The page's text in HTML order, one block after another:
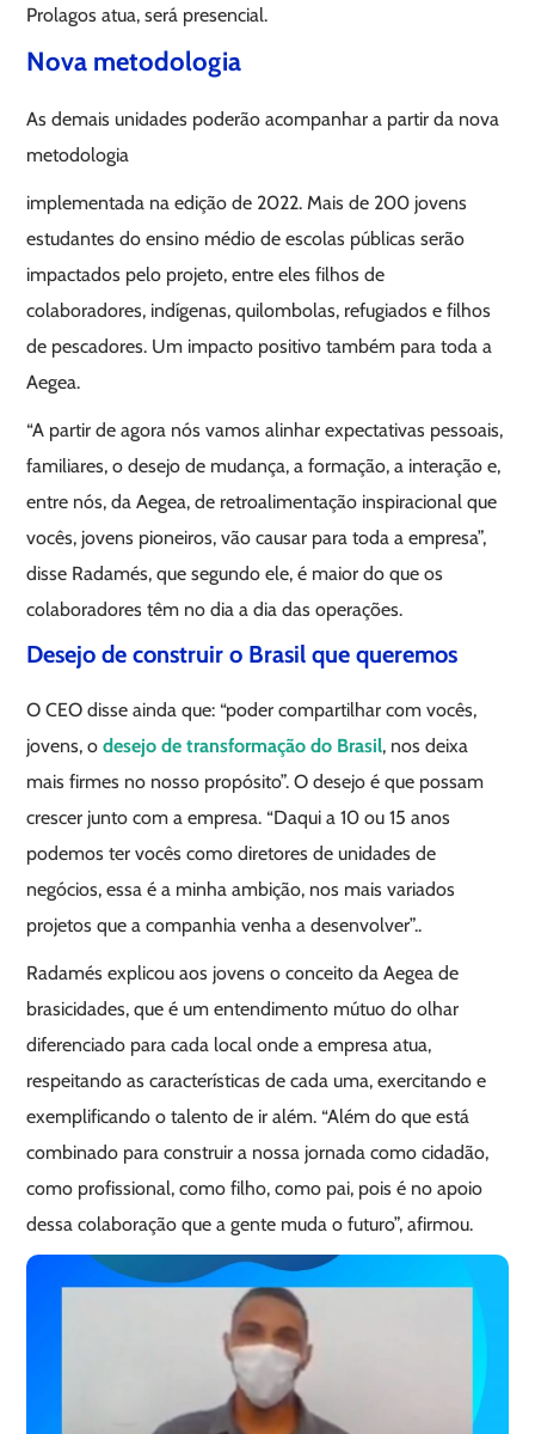
Prolagos atua, será presencial.
Nova metodologia
As demais unidades poderão acompanhar a partir da nova
metodologia
implementada na edição de 2022. Mais de 200 jovens
estudantes do ensino médio de escolas públicas serão
impactados pelo projeto, entre eles filhos de
colaboradores, indígenas, quilombolas, refugiados e filhos
de pescadores. Um impacto positivo também para toda a
Aegea.
“A partir de agora nós vamos alinhar expectativas pessoais,
familiares, o desejo de mudança, a formação, a interação e,
entre nós, da Aegea, de retroalimentação inspiracional que
vocês, jovens pioneiros, vão causar para toda a empresa”,
disse Radamés, que segundo ele, é maior do que os
colaboradores têm no dia a dia das operações.
Desejo de construir o Brasil que queremos
O CEO disse ainda que: “poder compartilhar com vocês,
jovens, odesejo de transformação do Brasil, nos deixa
mais firmes no nosso propósito”. O desejo é que possam
crescer junto com a empresa. “Daqui a 10 ou 15 anos
podemos ter vocês como diretores de unidades de
negócios, essa é a minha ambição, nos mais variados
projetos que a companhia venha a desenvolver”..
Radamés explicou aos jovens o conceito da Aegea de
brasicidades, que é um entendimento mútuo do olhar
diferenciado para cada local onde a empresa atua,
respeitando as características de cada uma, exercitando e
exemplificando o talento de ir além. “Além do que está
combinado para construir a nossa jornada como cidadão,
como profissional, como filho, como pai, pois é no apoio
dessa colaboração que a gente muda o futuro”, afirmou.